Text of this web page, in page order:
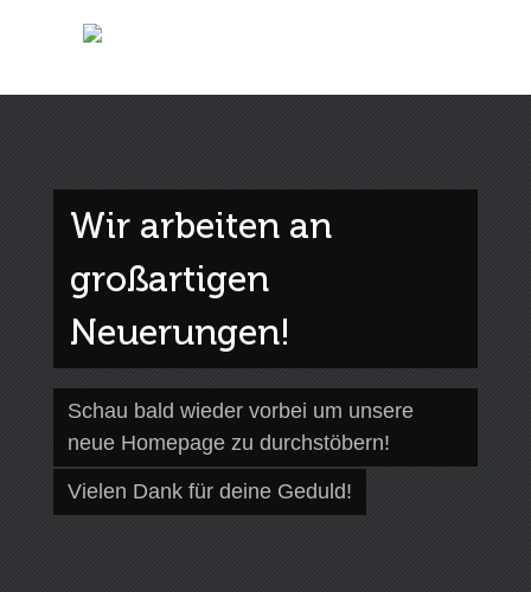
Wir arbeiten an
großartigen
Neuerungen!
Schau bald wieder vorbei um unsere
neue Homepage zu durchstöbern!
Vielen Dank für deine Geduld!